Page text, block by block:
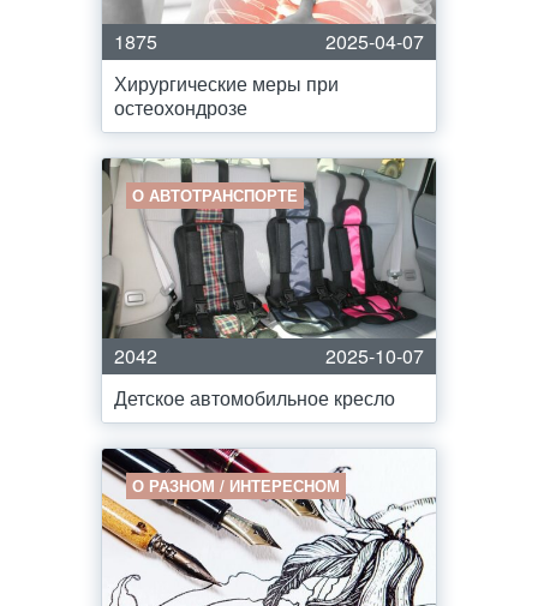
1875
2025-04-07
Хирургические меры при
остеохондрозе
О АВТОТРАНСПОРТЕ
2042
2025-10-07
Детское автомобильное кресло
О РАЗНОМ / ИНТЕРЕСНОМ